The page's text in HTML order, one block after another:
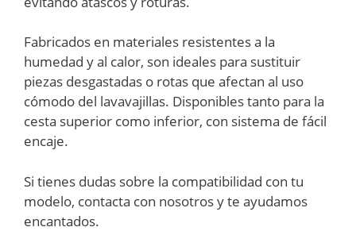
Fabricados en materiales resistentes a la
humedad y al calor, son ideales para sustituir
piezas desgastadas o rotas que afectan al uso
cómodo del lavavajillas. Disponibles tanto para la
cesta superior como inferior, con sistema de fácil
encaje.
Si tienes dudas sobre la compatibilidad con tu
modelo, contacta con nosotros y te ayudamos
encantados.